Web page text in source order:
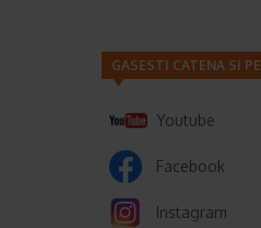
GASESTI CATENA SI PE
Youtube
Facebook
Instagram